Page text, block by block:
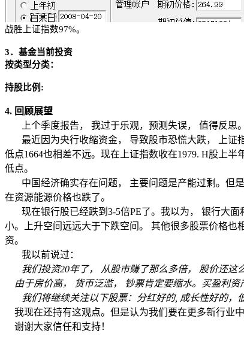
战胜上证指数97%。
3．基金当前投资
按类型分类：
持股比例 :
4. 回顾展望
上个季度报告， 我过于乐观，预测失误， 值得反思。
最近因为央行收缩资金， 导致股市恐慌大跌， 上证
低点1664也相差不远。现在上证指数收在1979. H股上半
低点。
中国经济确实存在问题， 主要问题是产能过剩。但
在资源能源价格也跌了。
现在银行股已经跌到 3-5倍PE了。我以为， 银行大面
小。上升空间远远大于下跌空间。 其他很多股票价格也
资。
我以前说过：
我们投资20年了， 从股市赚了那么多倍， 股价还这
由于房价高， 货币泛滥， 钞票肯定要缩水。买盈利资
我们将继续关注以下股票：分红好的, 成长性好的，
我现在还持有这观点。但是认为我们要在更多新行业中
谢谢大家信任和支持！